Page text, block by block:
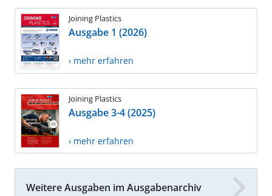
Joining Plastics
Ausgabe 1 (2026)
› mehr erfahren
Joining Plastics
Ausgabe 3-4 (2025)
› mehr erfahren
Weitere Ausgaben im Ausgabenarchiv